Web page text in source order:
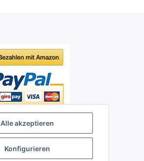
Alle akzeptieren
Konfigurieren